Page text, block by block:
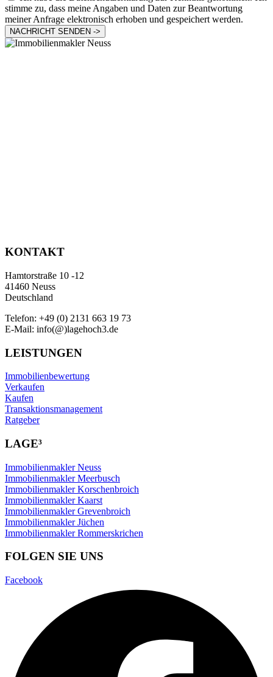
stimme zu, dass meine Angaben und Daten zur Beantwortung
meiner Anfrage elektronisch erhoben und gespeichert werden.
NACHRICHT SENDEN ->
KONTAKT
Hamtorstraße 10 -12
41460 Neuss
Deutschland
Telefon: +49 (0) 2131 663 19 73
E-Mail: info(@)lagehoch3.de
LEISTUNGEN
Immobilienbewertung
Verkaufen
Kaufen
Transaktionsmanagement
Ratgeber
LAGE³
Immobilienmakler Neuss
Immobilienmakler Meerbusch
Immobilienmakler Korschenbroich
Immobilienmakler Kaarst
Immobilienmakler Grevenbroich
Immobilienmakler Jüchen
Immobilienmakler Rommerskrichen
FOLGEN SIE UNS
Facebook